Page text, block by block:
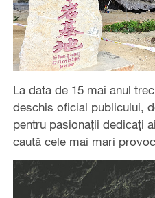
La data de 15 mai anul
deschis oficial publicului,
pentru pasionații dedicați
caută cele mai mari